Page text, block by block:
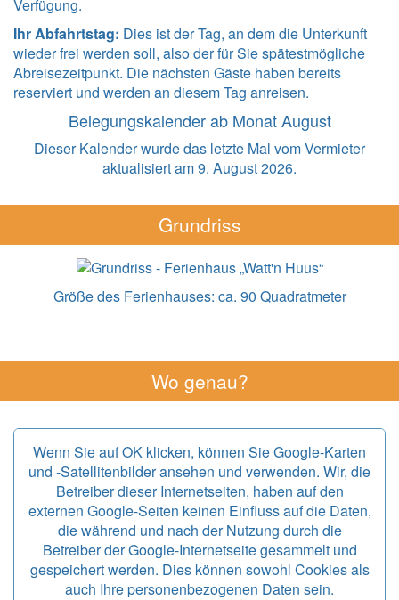
Verfügung.
Ihr Abfahrtstag: Dies ist der Tag, an dem die Unterkunft
wieder frei werden soll, also der für Sie spätestmögliche
Abreisezeitpunkt. Die nächsten Gäste haben bereits
reserviert und werden an diesem Tag anreisen.
Belegungskalender ab Monat August
Dieser Kalender wurde das letzte Mal vom Vermieter
aktualisiert am 9. August 2026.
Grundriss
Größe des Ferienhauses: ca. 90 Quadratmeter
Wo genau?
Wenn Sie auf OK klicken, können Sie Google-Karten
und -Satellitenbilder ansehen und verwenden. Wir, die
Betreiber dieser Internetseiten, haben auf den
externen Google-Seiten keinen Einfluss auf die Daten,
die während und nach der Nutzung durch die
Betreiber der Google-Internetseite gesammelt und
gespeichert werden. Dies können sowohl Cookies als
auch Ihre personenbezogenen Daten sein.